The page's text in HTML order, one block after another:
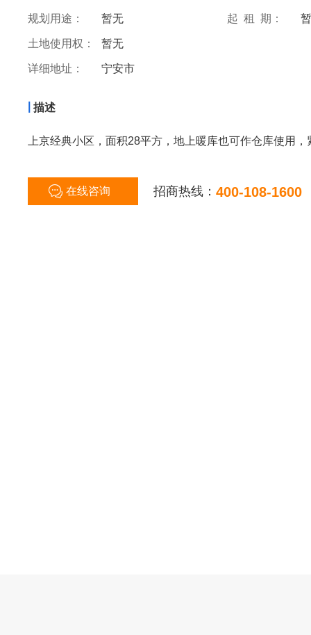
规划用途： 暂无 起 租 期：
土地使用权： 暂无
详细地址： 宁安市
描述
上京经典小区，面积28平方，地上暖库也可作仓库使用，
在线咨询 招商热线： 400-108-1600